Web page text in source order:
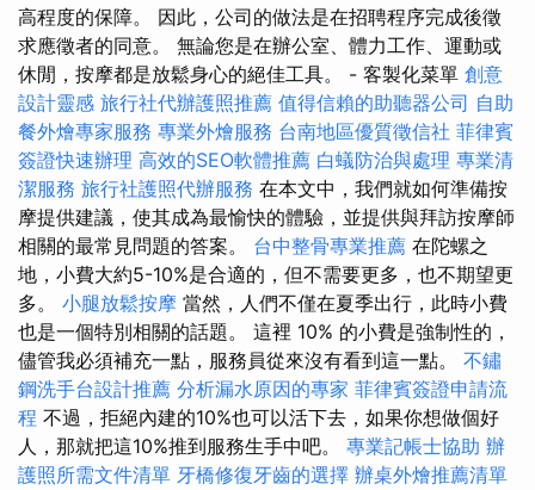
高程度的保障。 因此，公司的做法是在招聘程序完成後徵
求應徵者的同意。 無論您是在辦公室、體力工作、運動或
休閒，按摩都是放鬆身心的絕佳工具。 - 客製化菜單 創意
設計靈感 旅行社代辦護照推薦 值得信賴的助聽器公司 自助
餐外燴專家服務 專業外燴服務 台南地區優質徵信社 菲律賓
簽證快速辦理 高效的SEO軟體推薦 白蟻防治與處理 專業清
潔服務 旅行社護照代辦服務 在本文中，我們就如何準備按
摩提供建議，使其成為最愉快的體驗，並提供與拜訪按摩師
相關的最常見問題的答案。 台中整骨專業推薦 在陀螺之
地，小費大約5-10%是合適的，但不需要更多，也不期望更
多。 小腿放鬆按摩 當然，人們不僅在夏季出行，此時小費
也是一個特別相關的話題。 這裡 10% 的小費是強制性的，
儘管我必須補充一點，服務員從來沒有看到這一點。 不鏽
鋼洗手台設計推薦 分析漏水原因的專家 菲律賓簽證申請流
程 不過，拒絕內建的10%也可以活下去，如果你想做個好
人，那就把這10%推到服務生手中吧。 專業記帳士協助 辦
護照所需文件清單 牙橋修復牙齒的選擇 辦桌外燴推薦清單